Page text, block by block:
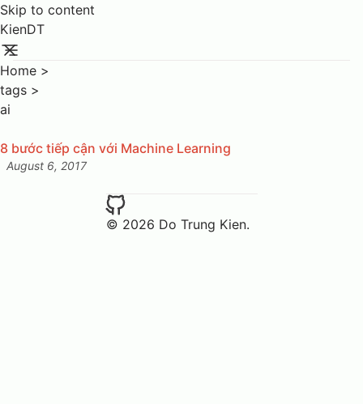
Skip to content
KienDT
Home >
tags >
ai
8 bước tiếp cận với Machine Learning
Posted on:
August 6, 2017
© 2026 Do Trung Kien.